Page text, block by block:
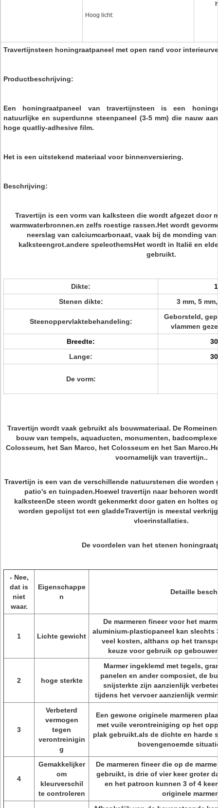
Hoog licht:
Travertijnsteen honingraatpaneel met open rand voor
Productbeschrijving:
Een honingraatpaneel van travertijnsteen is een
natuurlijke en superdunne steenpaneel (3-5 mm) die nauw
hoge quatliy-adhesive film.
Het is een uitstekend materiaal voor binnenversiering.
Beschrijving:
Travertijn is een vorm van kalksteen die wordt afgezet door
warmwaterbronnen.en zelfs roestige rassen.Het wordt
neerslag van calciumcarbonaat, vaak bij de monding
kalksteengrot.andere speleothemsHet wordt in Italië en
gebruikt.
Dikte:
Stenen dikte:
3 mm, 5
Steenoppervlaktebehandeling:
Geborsteld,
vlammen
Breedte:
Lange:
De vorm:
Travertijn wordt vaak gebruikt als bouwmateriaal. De
bouw van tempels, aquaducten, monumenten,
Colosseum, het San Marco, het Colosseum en het San
voornamelijk van travertijn..
Travertijn is een van de verschillende natuurstenen die worden
patio's en tuinpaden.Hoewel travertijn naar behoren
kalksteenDe steen wordt gekenmerkt door gaten en holtes
worden gepolijst tot een gladdeTravertijn is meestal
vloerinstallaties.
De voordelen van het stenen
- Nee,
dat is
niet
waar.
Eigenschappe
n
Detaille
1 Lichte gewicht
De marmeren fineer voor het
aluminium-plasticpaneel kan slechts
veel kosten, althans op het
keuze voor gebruik op
2 hoge sterkte
Marmer ingeklemd met tegels,
panelen en ander composiet, de
snijsterkte zijn aanzienlijk
tijdens het vervoer aanzienlijk
3
Verbeterd
vermogen
tegen
verontreinigin
g
Een gewone originele marmeren
met vuile verontreiniging op het
plak gebruikt.als de dichte en harde
bovengenoemde
4
Gemakkelijker
om
kleurverschil
te controleren
De marmeren fineer die op de
gebruikt, is drie of vier keer groter
en het patroon kunnen 3 of 4
originele